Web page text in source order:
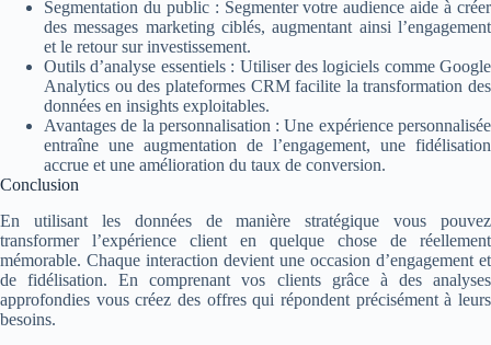
Segmentation du public : Segmenter votre audience aide à créer
des messages marketing ciblés, augmentant ainsi l’engagement
et le retour sur investissement.
Outils d’analyse essentiels : Utiliser des logiciels comme Google
Analytics ou des plateformes CRM facilite la transformation des
données en insights exploitables.
Avantages de la personnalisation : Une expérience personnalisée
entraîne une augmentation de l’engagement, une fidélisation
accrue et une amélioration du taux de conversion.
Conclusion
En utilisant les données de manière stratégique vous pouvez
transformer l’expérience client en quelque chose de réellement
mémorable. Chaque interaction devient une occasion d’engagement et
de fidélisation. En comprenant vos clients grâce à des analyses
approfondies vous créez des offres qui répondent précisément à leurs
besoins.